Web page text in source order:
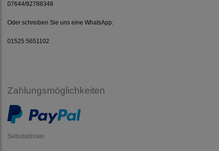
07644/92788348
Oder schreiben Sie uns eine WhatsApp:
01525 5651102
Zahlungsmöglichkeiten
Selbstabholer